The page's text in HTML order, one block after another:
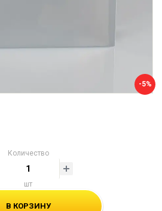
-5%
Количество
шт
В КОРЗИНУ